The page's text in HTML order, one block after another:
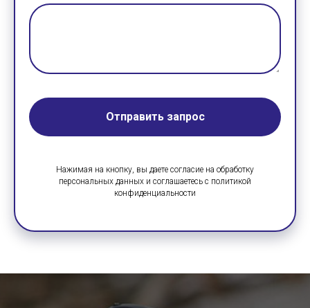
Отправить запрос
Нажимая на кнопку, вы даете согласие на обработку
персональных данных и соглашаетесь c политикой
конфиденциальности